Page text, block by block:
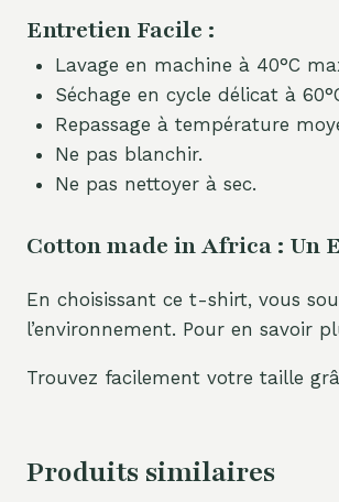
Entretien Facile :
Lavage en machine à 40°C
Séchage en cycle délicat à
Repassage à température
Ne pas blanchir.
Ne pas nettoyer à sec.
Cotton made in Africa : Un
En choisissant ce t-shirt, vous
l’environnement. Pour en savoir
Trouvez facilement votre taille
Produits similaires